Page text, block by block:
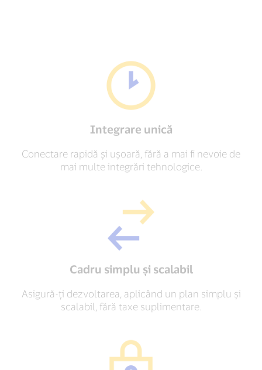
Integrare unică
Conectare rapidă și ușoară, fără a mai fi nevoie de
mai multe integrări tehnologice.
Cadru simplu și scalabil
Asigură-ți dezvoltarea, aplicând un plan simplu și
scalabil, fără taxe suplimentare.